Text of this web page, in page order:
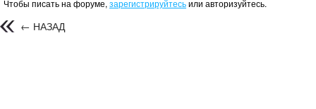
Чтобы писать на форуме, зарегистрируйтесьили авторизуйтесь.
← НАЗАД